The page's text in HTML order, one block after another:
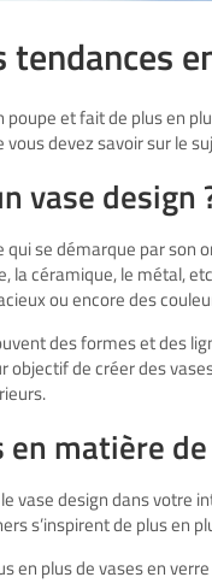
poupe et fait de plus en
devez savoir sur le
vase design
qui se démarque par
la céramique, le métal,
ou encore des
des formes et des
de créer des
en matière
vase design dans votre
s’inspirent de plus en
en plus de vases en